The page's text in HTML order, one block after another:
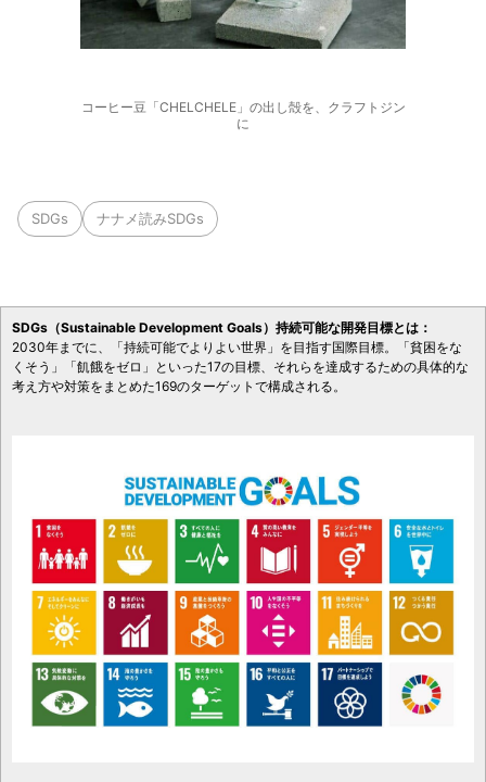
コーヒー豆「CHELCHELE」の出し殻を、クラフトジン
に
SDGs ナナメ読みSDGs
SDGs（Sustainable Development Goals）持続可能な開発目標とは：
2030年までに、「持続可能でよりよい世界」を目指す国際目標。「貧困をな
くそう」「飢餓をゼロ」といった17の目標、それらを達成するための具体的な
考え方や対策をまとめた169のターゲットで構成される。